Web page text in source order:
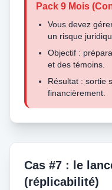
Pack 9 Mois
Vous devez
un risque
Objectif :
et des témoins.
Résultat : sortie
financièrement.
Cas #7 : le
(réplicabilité)